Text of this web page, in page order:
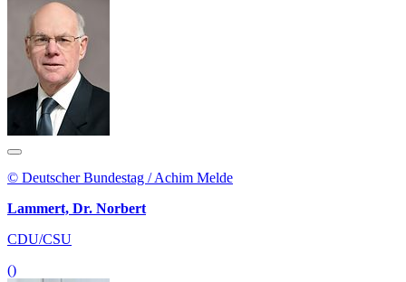
© Deutscher Bundestag / Achim Melde
Lammert, Dr. Norbert
CDU/CSU
()